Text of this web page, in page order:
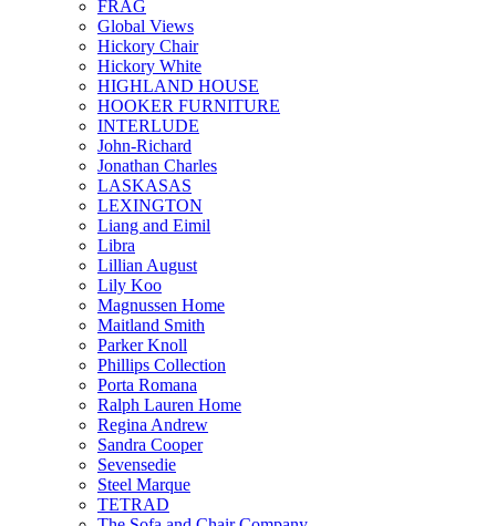
FRAG
Global Views
Hickory Chair
Hickory White
HIGHLAND HOUSE
HOOKER FURNITURE
INTERLUDE
John-Richard
Jonathan Charles
LASKASAS
LEXINGTON
Liang and Eimil
Libra
Lillian August
Lily Koo
Magnussen Home
Maitland Smith
Parker Knoll
Phillips Collection
Porta Romana
Ralph Lauren Home
Regina Andrew
Sandra Cooper
Sevensedie
Steel Marque
TETRAD